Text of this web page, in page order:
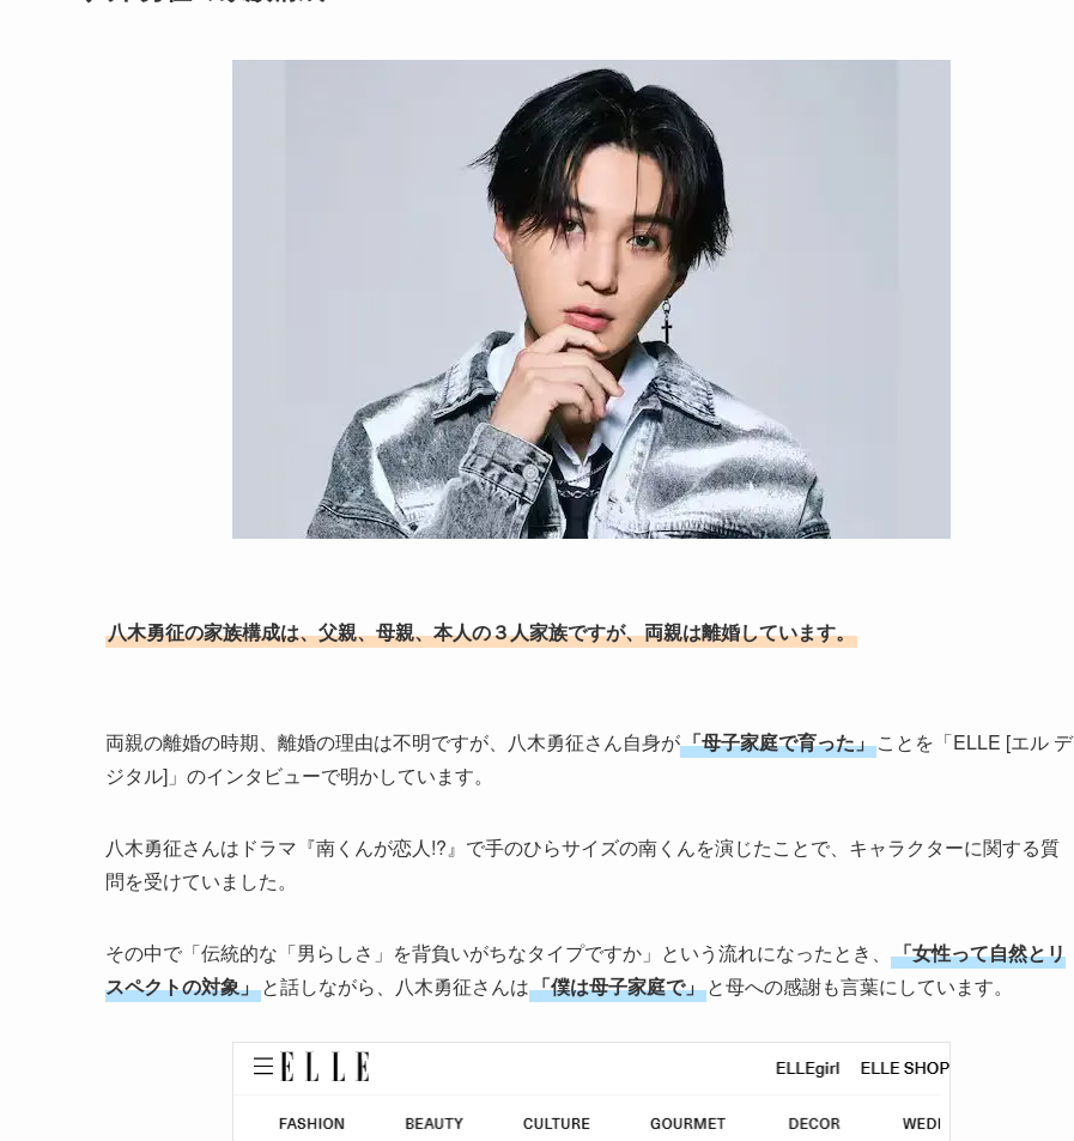
八木勇征の家族構成は、父親、母親、本人の３人家族ですが、両親は離婚しています。
両親の離婚の時期、離婚の理由は不明ですが、八木勇征さん自身が「母子家庭で育った」ことを「ELLE [エル デ
ジタル]」のインタビューで明かしています。
八木勇征さんはドラマ『南くんが恋人!?』で手のひらサイズの南くんを演じたことで、キャラクターに関する質
問を受けていました。
その中で「伝統的な「男らしさ」を背負いがちなタイプですか」という流れになったとき、 「女性って自然とリ
スペクトの対象」と話しながら、八木勇征さんは「僕は母子家庭で」と母への感謝も言葉にしています。